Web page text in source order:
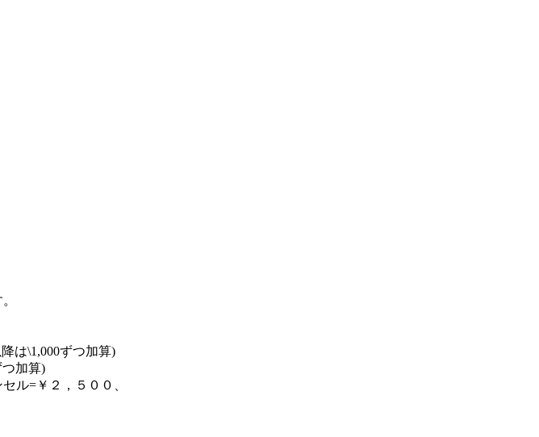
は\1,000ずつ加算)
加算)
ル=￥２，５００、